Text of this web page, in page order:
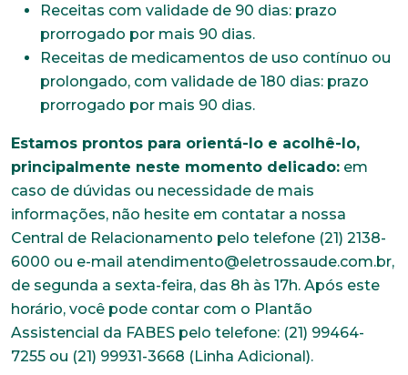
Receitas com validade de 90 dias: prazo
prorrogado por mais 90 dias.
Receitas de medicamentos de uso contínuo ou
prolongado, com validade de 180 dias: prazo
prorrogado por mais 90 dias.
Estamos prontos para orientá-lo e acolhê-lo,
principalmente neste momento delicado: em
caso de dúvidas ou necessidade de mais
informações, não hesite em contatar a nossa
Central de Relacionamento pelo telefone (21) 2138-
6000 ou e-mail atendimento@eletrossaude.com.br,
de segunda a sexta-feira, das 8h às 17h. Após este
horário, você pode contar com o Plantão
Assistencial da FABES pelo telefone: (21) 99464-
7255 ou (21) 99931-3668 (Linha Adicional).
Trabalhe conosco